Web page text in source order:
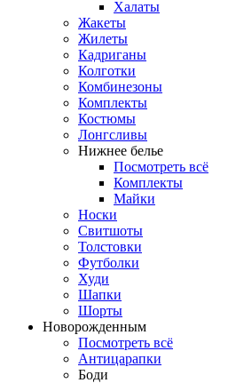
Халаты
Жакеты
Жилеты
Кадриганы
Колготки
Комбинезоны
Комплекты
Костюмы
Лонгсливы
Нижнее белье
Посмотреть всё
Комплекты
Майки
Носки
Свитшоты
Толстовки
Футболки
Худи
Шапки
Шорты
Новорожденным
Посмотреть всё
Антицарапки
Боди